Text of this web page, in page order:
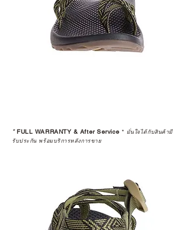
*FULL WARRANTY & After Service * มั่นใจได้กับสินค้ามี
รับประกัน พร้อมบริการหลังการขาย